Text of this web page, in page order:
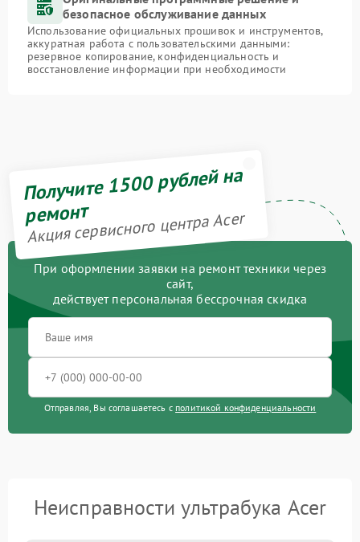
безопасное обслуживание данных
Использование официальных прошивок и инструментов,
аккуратная работа с пользовательскими данными:
резервное копирование, конфиденциальность и
восстановление информации при необходимости
Получите 1500 рублей на
ремонт
Акция сервисного центра Acer
При оформлении заявки на ремонт техники через
сайт,
действует персональная бессрочная скидка
Отправляя, Вы соглашаетесь с политикой конфиденциальности
Неисправности ультрабука Acer